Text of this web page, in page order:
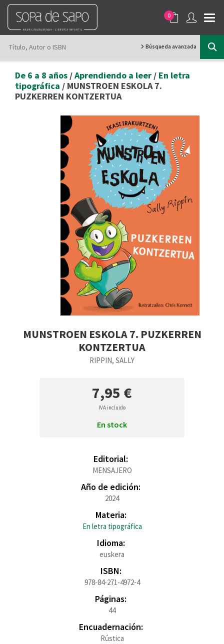
0
Búsqueda avanzada
De 6 a 8 años /Aprendiendo a leer / En letra
tipográfica / MUNSTROEN ESKOLA 7.
PUZKERREN KONTZERTUA
MUNSTROEN ESKOLA 7. PUZKERREN
KONTZERTUA
RIPPIN, SALLY
7,95 €
IVA incluido
En stock
Editorial:
MENSAJERO
Año de edición:
2024
Materia:
En letra tipográfica
Idioma:
euskera
ISBN:
978-84-271-4972-4
Páginas:
44
Encuadernación:
Rústica